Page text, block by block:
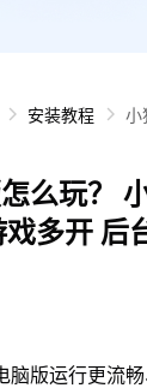
安装教程
小
台
么玩？
多开 后
脑版运行更流